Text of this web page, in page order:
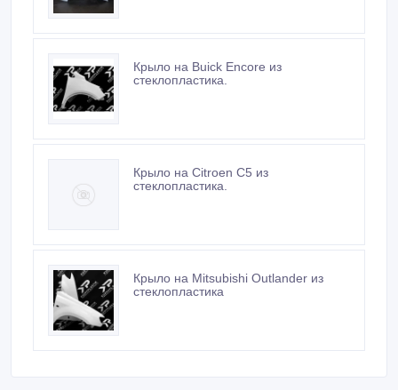
Крыло на Buick Encore из
стеклопластика.
Крыло на Citroen C5 из
стеклопластика.
Крыло на Mitsubishi Outlander из
стеклопластика